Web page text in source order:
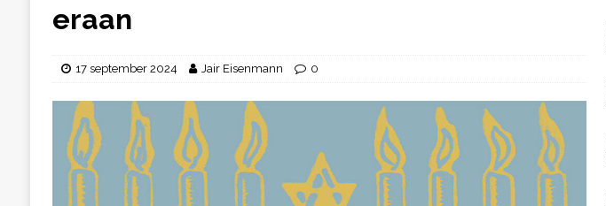
eraan
17 september 2024 Jair Eisenmann 0